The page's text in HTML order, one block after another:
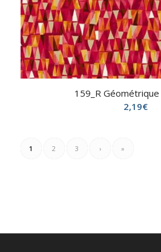
159_R Géométrique
2,19€
1 2 3 › »